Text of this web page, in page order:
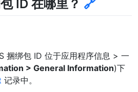
ID 在哪里？ 🔗
捆绑包 ID 位于应用程序信息 > 一
> General Information)下
记录中。